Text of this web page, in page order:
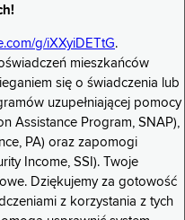
g/iXXyiDETtG.
mieszkańców
się o świadczenia lub
uzupełniającej pomocy
Assistance Program, SNAP),
PA) oraz zapomogi
Income, SSI). Twoje
Dziękujemy za gotowość
z korzystania z tych